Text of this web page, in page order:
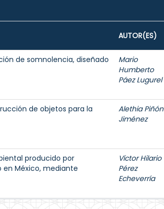
AUTOR(ES)
de somnolencia, diseñado
Mario
Humberto
Páez Lugurel
de objetos para la
Alethia Piñón
Jiménez
producido por
México, mediante
Víctor Hilario
Pérez
Echeverría